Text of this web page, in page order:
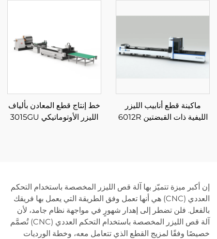
ماكينة قطع أنابيب الليزر
الليفية ذات القبضتين 6012R
خط إنتاج قطع المعادن بألياف
الليزر الأوتوماتيكي 3015GU
إن أكبر ميزة تتميّز بها آلة قص الليزر المخصصة باستخدام التحكم
العددي (CNC) هي أنها تعمل وفق الطريقة التي يعمل بها فريقك
بالفعل. فلن تضطر إلى إهدار شهورٍ في مواجهة نظام جامد، لأن
آلة قص الليزر المخصصة باستخدام التحكم العددي (CNC) تُصمَّم
خصيصًا وفقًا لمزيج القطع الذي تتعامل معه، وخطة الورديات